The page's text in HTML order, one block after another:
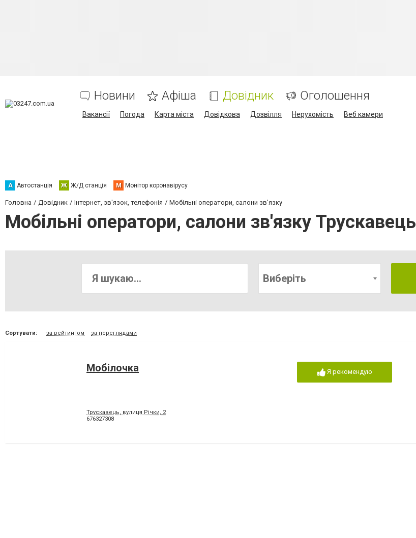
Новини Афіша Довідник Оголошення
Вакансії Погода Карта міста Довідкова Дозвілля Нерухомість Веб камери
А Автостанція Ж Ж/Д станція М Монітор коронавірусу
Головна Довідник Інтернет, зв'язок, телефонія Мобільні оператори, салони зв'язку
Мобільні оператори, салони зв'язку Трускавець
Виберіть
Сортувати: за рейтингом за переглядами
Мобілочка
Трускавець, вулиця Річки, 2
676327308
Я рекомендую